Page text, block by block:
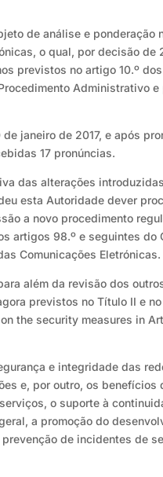
de análise e ponderação
o qual, por decisão
previstos no artigo 10.º
Administrativo
janeiro de 2017, e após
17 pronúncias.
das alterações
esta Autoridade dever
a novo procedimento
artigos 98.º e seguintes
Comunicações Eletrónicas.
além da revisão dos
previstos no Título II e
the security measures in
e integridade das
e, por outro, os
o suporte à
a promoção do
de incidentes de